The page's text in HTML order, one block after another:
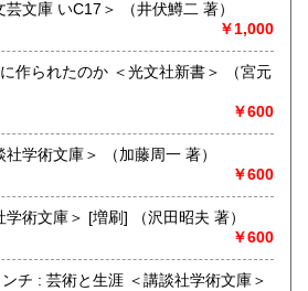
文、外国文学、古書一般（その他）
釣師・釣場 ＜講談社文芸文庫 いC17＞ （井伏鱒二 著）
￥1,000
られたのか ＜光文社新書＞ （宮元
￥600
日本人とは何か ＜講談社学術文庫＞ （加藤周一 著）
￥600
論文の書き方 ＜講談社学術文庫＞ [増刷] （沢田昭夫 著）
￥600
チ : 芸術と生涯 ＜講談社学術文庫＞